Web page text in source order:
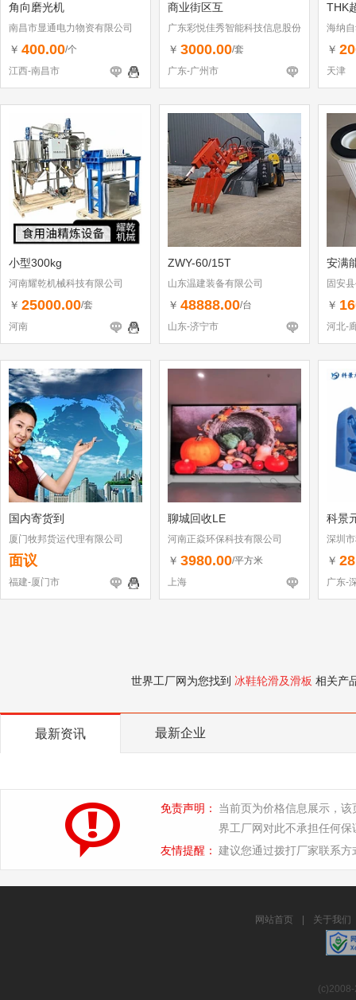
角向磨光机
南昌市显通电力物资有限公司
￥ 400.00/个
江西-南昌市
商业街区互
广东彩悦佳秀智能科技信息股份
有限公司
￥ 3000.00/套
广东-广州市
THK
海纳
司
￥
天津
小型300kg
河南耀乾机械科技有限公司
￥ 25000.00/套
河南
ZWY-60/15T
山东温建装备有限公司
￥ 48888.00/台
山东-济宁市
安满
固安
￥
河北-
国内寄货到
厦门牧邦货运代理有限公司
面议
福建-厦门市
聊城回收LE
河南正焱环保科技有限公司
￥ 3980.00/平方米
上海
科景
深圳
￥
广东-
世界工厂网为您找到 冰鞋轮滑及滑板 相关产
最新资讯 最新企业
免责声明：
当前页为价格信息展示，
界工厂网对此不承担任何保
友情提醒： 建议您通过拨打厂家联系
网站首页 关于我们